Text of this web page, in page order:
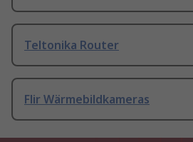
Teltonika Router
Flir Wärmebildkameras